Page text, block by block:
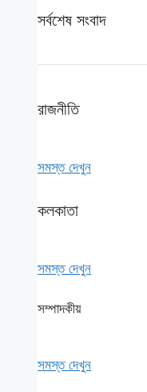
সর্বশেষ সংবাদ
রাজনীতি
সমস্ত দেখুন
কলকাতা
সমস্ত দেখুন
সম্পাদকীয়
সমস্ত দেখুন